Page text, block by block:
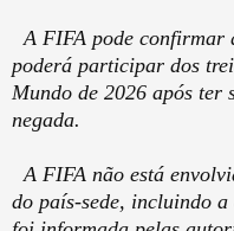
A FIFA pode confirmar
poderá participar dos
Mundo de 2026 após ter
negada.
A FIFA não está
do país-sede, incluindo a